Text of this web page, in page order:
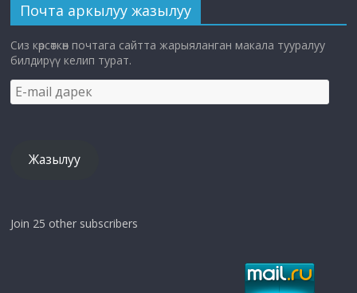
Почта аркылуу жазылуу
Сиз көрсөткөн почтага сайтта жарыяланган макала тууралуу
билдирүү келип турат.
E-
mail
Жазылуу
Join 25 other subscribers